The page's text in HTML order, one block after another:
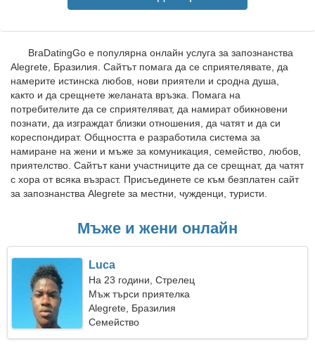
BraDatingGo е популярна онлайн услуга за запознанства
Alegrete, Бразилия. Сайтът помага да се сприятелявате, да
намерите истинска любов, нови приятели и сродна душа,
както и да срещнете желаната връзка. Помага на
потребителите да се сприятеляват, да намират обикновени
познати, да изграждат близки отношения, да чатят и да си
кореспондират. Общността е разработила система за
намиране на жени и мъже за комуникация, семейство, любов,
приятелство. Сайтът кани участниците да се срещнат, да чатят
с хора от всяка възраст. Присъединете се към безплатен сайт
за запознанства Alegrete за местни, чужденци, туристи.
Мъже и жени онлайн
Luca
На 23 години, Стрелец
Мъж търси приятелка
Alegrete, Бразилия
Семейство